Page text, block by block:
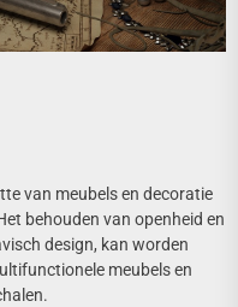
van meubels en decoratie
behouden van openheid en
design, kan worden
meubels en